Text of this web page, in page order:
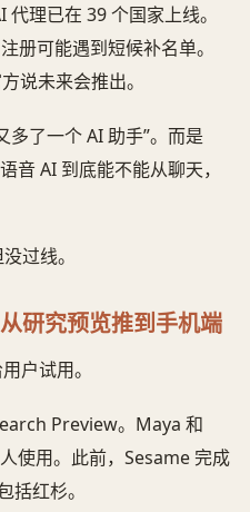
理已在 39 个国家上线。
册可能遇到短候补名单。
说未来会推出。
多了一个 AI 助手”。而是
音 AI 到底能不能从聊天，
过线。
研究预览推到手机端
户试用。
Preview。Maya 和
使用。此前，Sesame 完成
括红杉。